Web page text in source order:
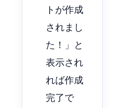
トが作成
されまし
た！」と
表示され
れば作成
完了で